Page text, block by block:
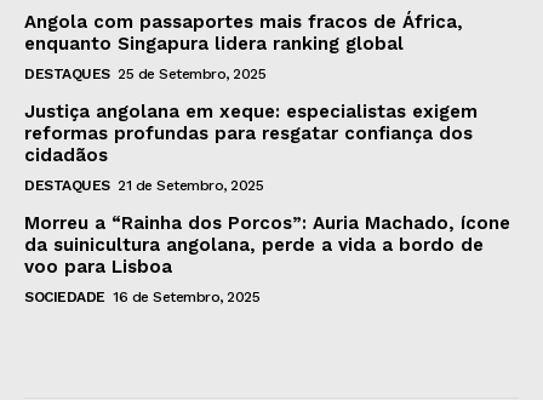
Angola com passaportes mais fracos de África,
enquanto Singapura lidera ranking global
DESTAQUES 25 de Setembro, 2025
Justiça angolana em xeque: especialistas exigem
reformas profundas para resgatar confiança dos
cidadãos
DESTAQUES 21 de Setembro, 2025
Morreu a “Rainha dos Porcos”: Auria Machado, ícone
da suinicultura angolana, perde a vida a bordo de
voo para Lisboa
SOCIEDADE 16 de Setembro, 2025